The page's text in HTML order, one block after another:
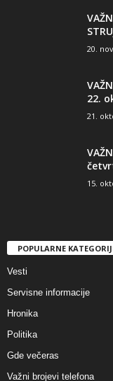
20.
22.
21.
15.
POPULARNE
Vesti
Servisne informacije
Hronika
Politika
Gde večeras
Važni brojevi telefona